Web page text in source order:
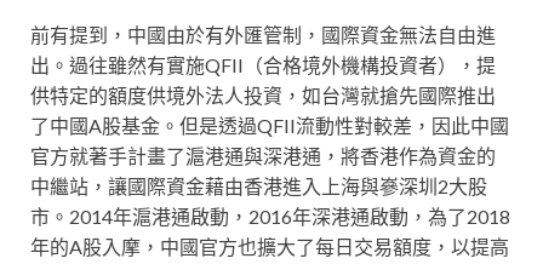
前有提到，中國由於有外匯管制，國際資金無法自由進
出。過往雖然有實施QFII（合格境外機構投資者），提
供特定的額度供境外法人投資，如台灣就搶先國際推出
了中國A股基金。但是透過QFII流動性對較差，因此中國
官方就著手計畫了滬港通與深港通，將香港作為資金的
中繼站，讓國際資金藉由香港進入上海與嵾深圳2大股
市。2014年滬港通啟動，2016年深港通啟動，為了2018
年的A股入摩，中國官方也擴大了每日交易額度，以提高